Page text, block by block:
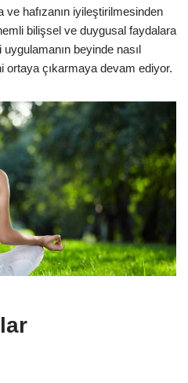
hafızanın iyileştirilmesinden
bilişsel ve duygusal faydalara
beyinde nasıl
ortaya çıkarmaya devam ediyor.